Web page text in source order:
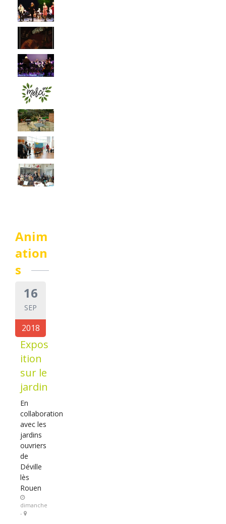
Anim
ation
s
16
SEP
2018
Expos
ition
sur le
jardin
En
collaboration
avec les
jardins
ouvriers
de
Déville
lès
Rouen
dimanche
-